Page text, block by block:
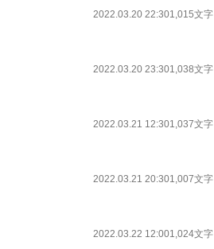
2022.03.20 22:301,015文字
2022.03.20 23:301,038文字
2022.03.21 12:301,037文字
2022.03.21 20:301,007文字
2022.03.22 12:001,024文字